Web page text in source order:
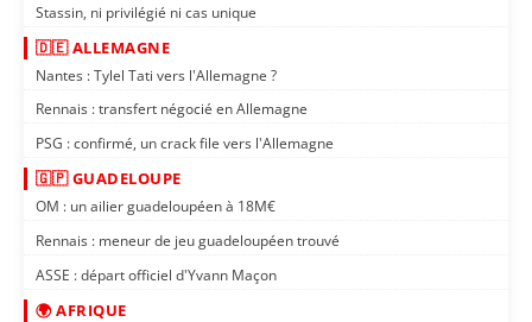
Stassin, ni privilégié ni cas unique
🇩🇪 ALLEMAGNE
Nantes : Tylel Tati vers l'Allemagne ?
Rennais : transfert négocié en Allemagne
PSG : confirmé, un crack file vers l'Allemagne
🇬🇵 GUADELOUPE
OM : un ailier guadeloupéen à 18M€
Rennais : meneur de jeu guadeloupéen trouvé
ASSE : départ officiel d'Yvann Maçon
🌍 AFRIQUE